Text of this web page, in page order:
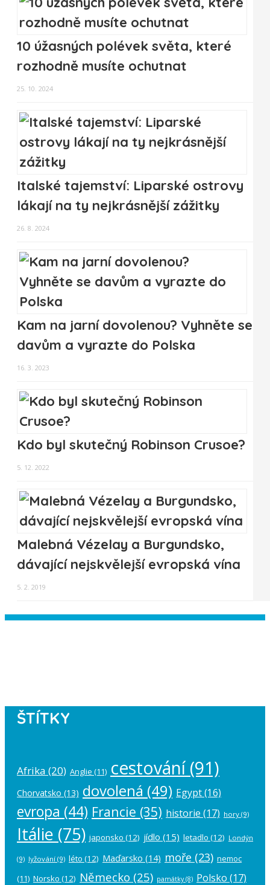
10 úžasných polévek světa, které
rozhodně musíte ochutnat
25. 10. 2024
Italské tajemství: Liparské ostrovy
lákají na ty nejkrásnější zážitky
26. 8. 2024
Kam na jarní dovolenou? Vyhněte se
davům a vyrazte do Polska
16. 3. 2023
Kdo byl skutečný Robinson Crusoe?
5. 12. 2022
Malebná Vézelay a Burgundsko,
dávající nejskvělejší evropská vína
5. 2. 2019
ŠTÍTKY
Afrika (20) Anglie (11) cestování(91)
Chorvatsko (13) dovolená (49) Egypt(16)
evropa (44) Francie (35) historie (17) hory (9)
Itálie (75) japonsko (12) jídlo (15) letadlo (12) Londýn
(9) lyžování (9) léto (12) Maďarsko (14) moře (23) nemoc
(11) Norsko (12) Německo (25) památky(8) Polsko (17)